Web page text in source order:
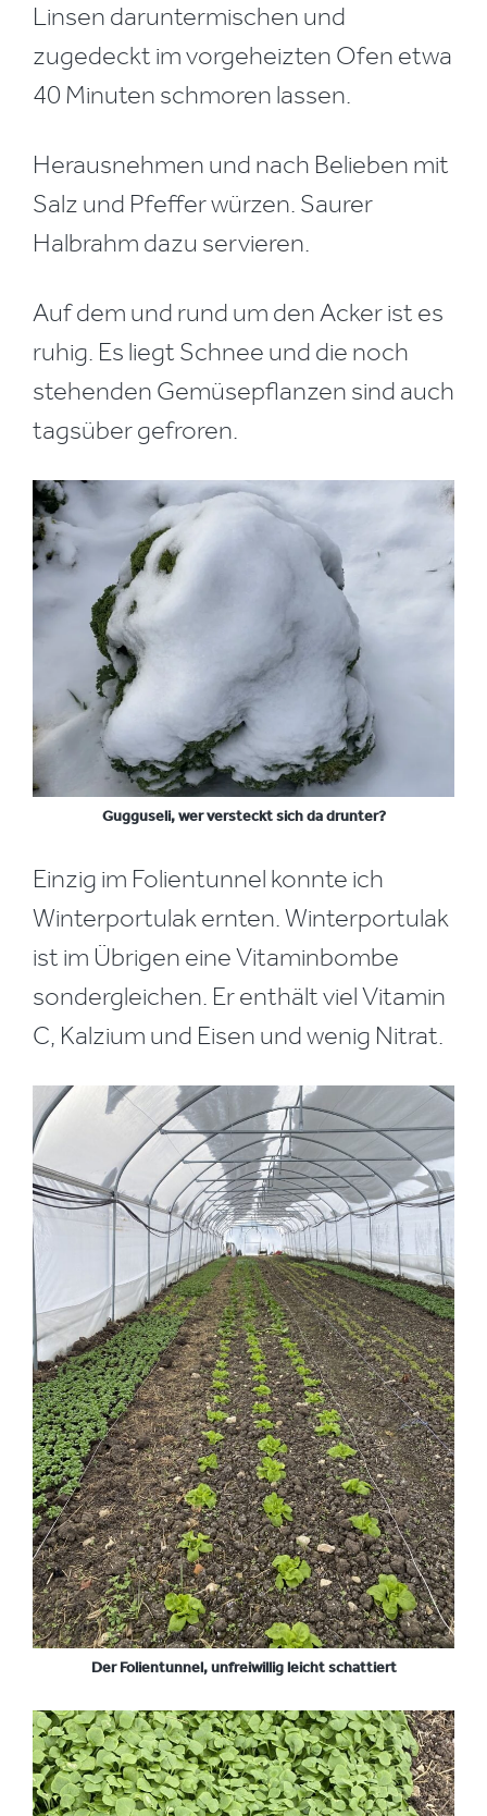
Linsen daruntermischen und
zugedeckt im vorgeheizten Ofen etwa
40 Minuten schmoren lassen.
Herausnehmen und nach Belieben mit
Salz und Pfeffer würzen. Saurer
Halbrahm dazu servieren.
Auf dem und rund um den Acker ist es
ruhig. Es liegt Schnee und die noch
stehenden Gemüsepflanzen sind auch
tagsüber gefroren.
Gugguseli, wer versteckt sich da drunter?
Einzig im Folientunnel konnte ich
Winterportulak ernten. Winterportulak
ist im Übrigen eine Vitaminbombe
sondergleichen. Er enthält viel Vitamin
C, Kalzium und Eisen und wenig Nitrat.
Der Folientunnel, unfreiwillig leicht schattiert